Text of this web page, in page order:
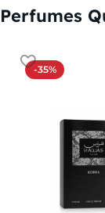
Perfumes
-35%